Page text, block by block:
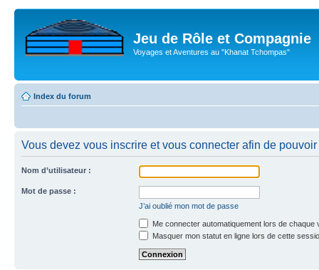
Jeu de Rôle et Compagnie
Voyages et Aventures au "Khanat Tchompas"
Index du forum
Vous devez vous inscrire et vous connecter afin de
Nom d’utilisateur :
Mot de passe :
J’ai oublié mon mot de passe
Me connecter automatiquement lors de chaque
Masquer mon statut en ligne lors de cette